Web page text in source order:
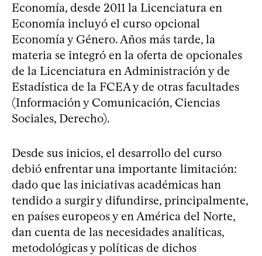
Economía, desde 2011 la Licenciatura en
Economía incluyó el curso opcional
Economía y Género. Años más tarde, la
materia se integró en la oferta de opcionales
de la Licenciatura en Administración y de
Estadística de la FCEA y de otras facultades
(Información y Comunicación, Ciencias
Sociales, Derecho).
Desde sus inicios, el desarrollo del curso
debió enfrentar una importante limitación:
dado que las iniciativas académicas han
tendido a surgir y difundirse, principalmente,
en países europeos y en América del Norte,
dan cuenta de las necesidades analíticas,
metodológicas y políticas de dichos